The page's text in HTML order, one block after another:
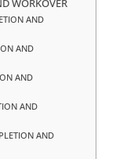
WORKOVER
AND
AND
AND
AND
AND